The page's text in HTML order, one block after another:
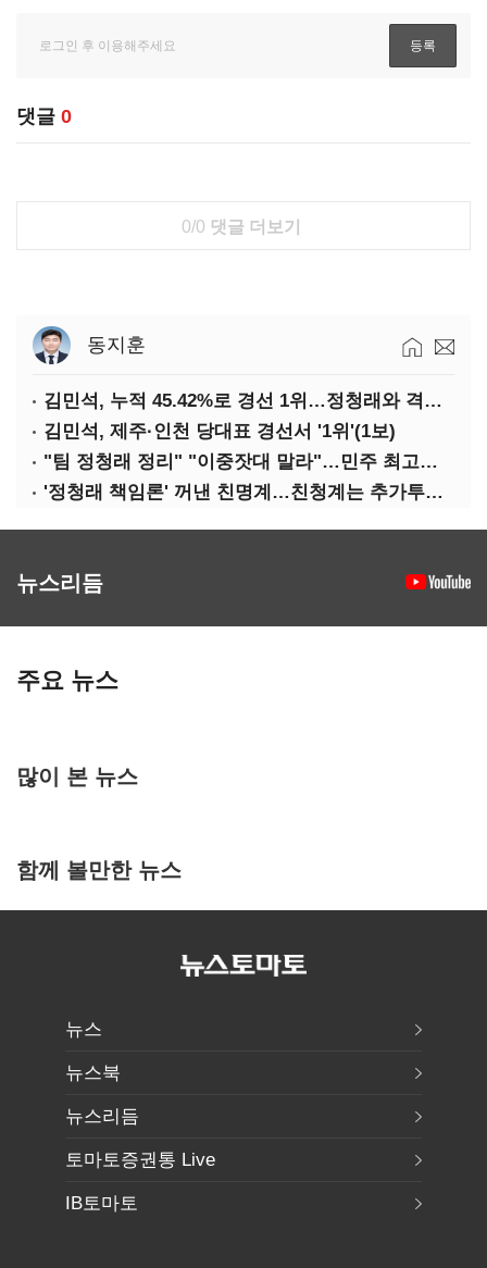
댓글 0
0/0 댓글 더보기
동지훈
김민석, 누적 45.42%로 경선 1위…정청래와 격차 0.86%p(2보)
김민석, 제주·인천 당대표 경선서 '1위'(1보)
"팀 정청래 정리" "이중잣대 말라"…민주 최고위원 계파 다툼 격화
'정청래 책임론' 꺼낸 친명계…친청계는 추가투표 때리기
뉴스리듬
주요 뉴스
많이 본 뉴스
함께 볼만한 뉴스
뉴스
뉴스북
뉴스리듬
토마토증권통 Live
IB토마토